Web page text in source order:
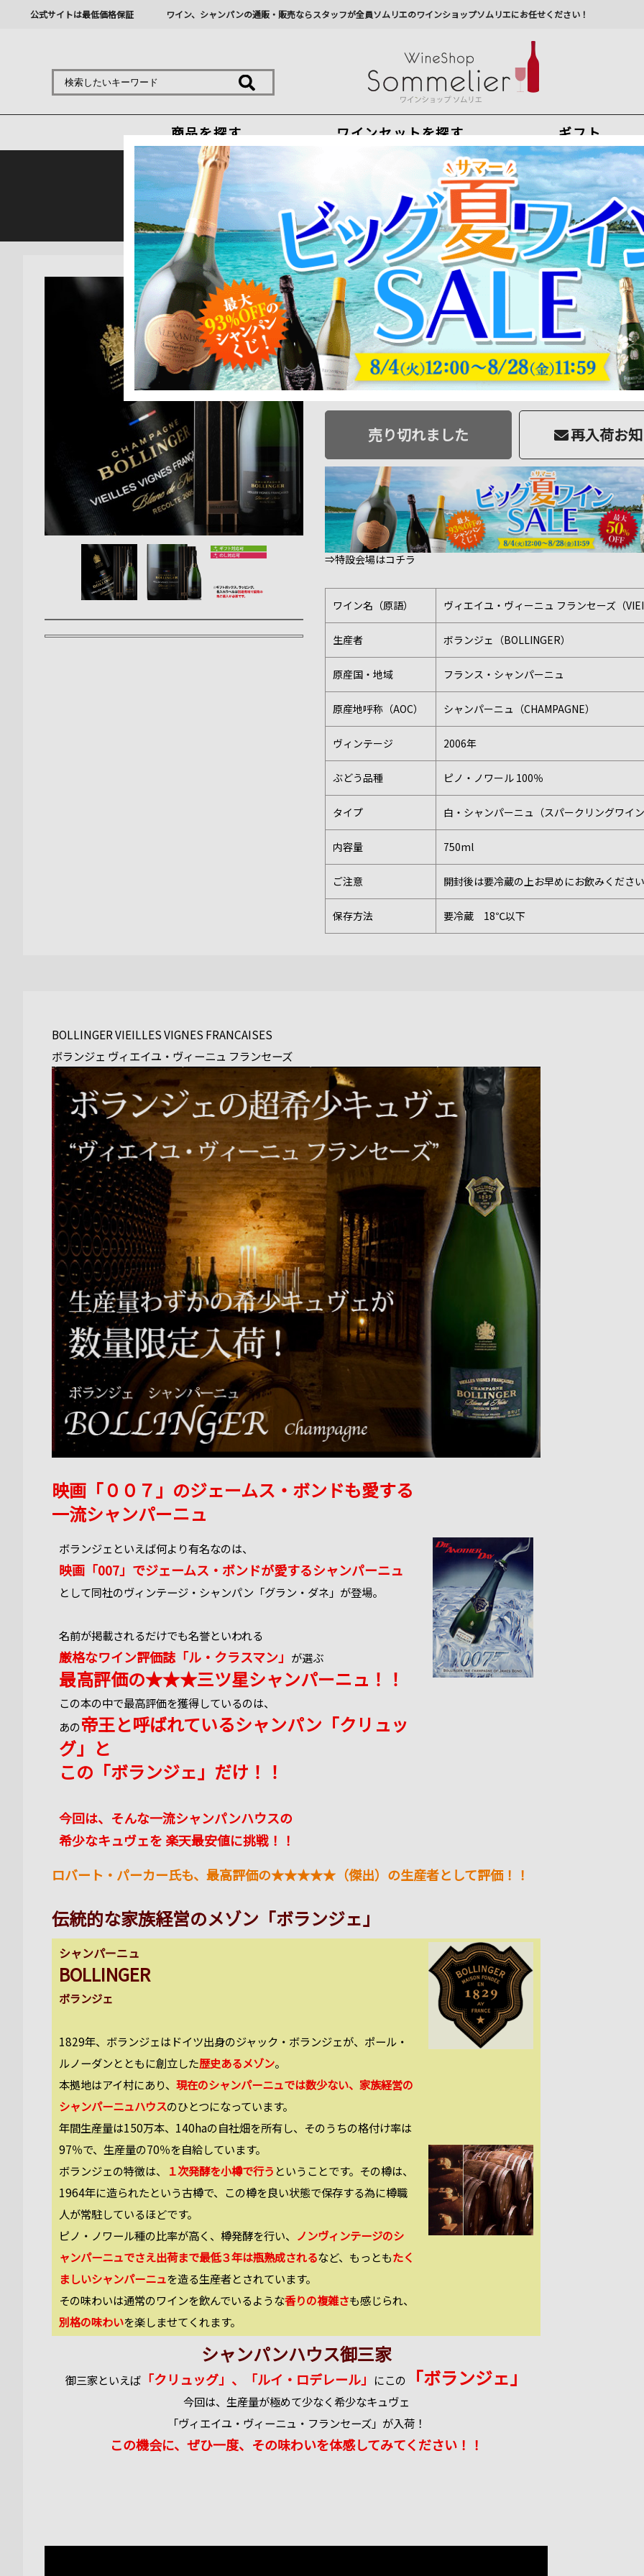
公式サイトは最低価格保証 ワイン、シャンパンの通販・販売ならスタッフが全員ソムリエのワインショップソムリエにお任せください！
商品を探す ワインセットを探す ギフト
今から注文で最短8月7日(金)出荷
最新の出荷スケジュールについてはこちらをクリ
熊本地震の影響により九州への配送に遅れが生じております。最新情報は佐川急
ボランジェ ヴィエイユ・ヴィーニュ・フラン
ンス シャンパーニュ シャンパン・白 辛口 750ml
商品番号：2101030002632
品切 850 ポイント進呈
ソムリエ価格：85,000円（税込93,500円）
売り切れました 再入荷お
⇒特設会場はコチラ
ワイン名（原語） ヴィエイユ・ヴィーニュ フランセーズ（
生産者 ボランジェ（BOLLINGER）
原産国・地域 フランス・シャンパーニュ
原産地呼称（AOC） シャンパーニュ（CHAMPAGNE）
ヴィンテージ 2006年
ぶどう品種 ピノ・ノワール 100％
タイプ 白・シャンパーニュ（スパークリングワイン
内容量 750ml
ご注意 開封後は要冷蔵の上お早めにお飲みください
保存方法 要冷蔵 18℃以下
BOLLINGER VIEILLES VIGNES FRANCAISES
ボランジェ ヴィエイユ・ヴィーニュ フランセーズ
映画「００７」のジェームス・ボンドも愛する
一流シャンパーニュ
ボランジェといえば何より有名なのは、
映画「007」でジェームス・ボンドが愛するシャンパーニュ
として同社のヴィンテージ・シャンパン「グラン・ダネ」が登場。
名前が掲載されるだけでも名誉といわれる
厳格なワイン評価誌「ル・クラスマン」 が選ぶ
最高評価の★★★三ツ星シャンパーニュ！！
この本の中で最高評価を獲得しているのは、
あの帝王と呼ばれているシャンパン「クリュッ
グ」と
この「ボランジェ」だけ！！
今回は、そんな一流シャンパンハウスの
希少なキュヴェを 楽天最安値に挑戦！！
ロバート・パーカー氏も、最高評価の★★★★★（傑出）の生産者として評価！！
伝統的な家族経営のメゾン「ボランジェ」
シャンパーニュ
BOLLINGER
ボランジェ
1829年、ボランジェはドイツ出身のジャック・ボランジェが、ポール・
ルノーダンとともに創立した歴史あるメゾン。
本拠地はアイ村にあり、 現在のシャンパーニュでは数少ない、家族経営の
シャンパーニュハウスのひとつになっています。
年間生産量は150万本、140haの自社畑を所有し、そのうちの格付け率は
97％で、生産量の70％を自給しています。
ボランジェの特徴は、
１次発酵を小樽で行う ということです。その樽は、
1964年に造られたという古樽で、この樽を良い状態で保存する為に樽職
人が常駐しているほどです。
ピノ・ノワール種の比率が高く、樽発酵を行い、 ノンヴィンテージのシ
ャンパーニュでさえ出荷まで最低３年は瓶熟成されるなど、もっともたく
ましいシャンパーニュを造る生産者とされています。
その味わいは通常のワインを飲んでいるような香りの複雑さも感じられ、
別格の味わいを楽しませてくれます。
シャンパンハウス御三家
御三家といえば 「クリュッグ」、「ルイ・ロデレール」 にこの 「ボランジェ」
今回は、生産量が極めて少なく希少なキュヴェ
「ヴィエイユ・ヴィーニュ・フランセーズ」が入荷！
この機会に、ぜひ一度、その味わいを体感してみてください！！